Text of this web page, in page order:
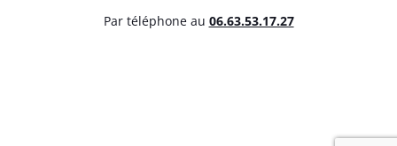
Par téléphone au 06.63.53.17.27